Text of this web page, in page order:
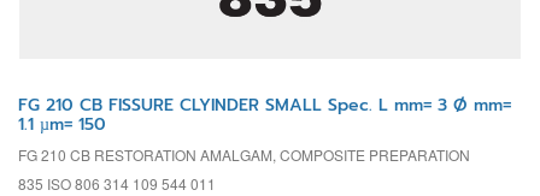
FG 210 CB FISSURE CLYINDER SMALL Spec. L mm= 3 Ø mm=
1.1 µm= 150
FG 210 CB RESTORATION AMALGAM, COMPOSITE PREPARATION
835 ISO 806 314 109 544 011